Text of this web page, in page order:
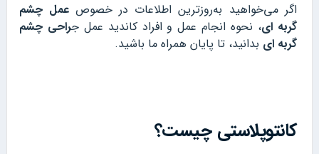
اگر می‌خواهید به‌روزترین اطلاعات در خصوصعمل چشم
گربه ای، نحوه انجام عمل و افراد کاندید عمل جراحی چشم
گربه ای بدانید، تا پایان همراه ما باشید.
کانتوپلاستی چیست؟